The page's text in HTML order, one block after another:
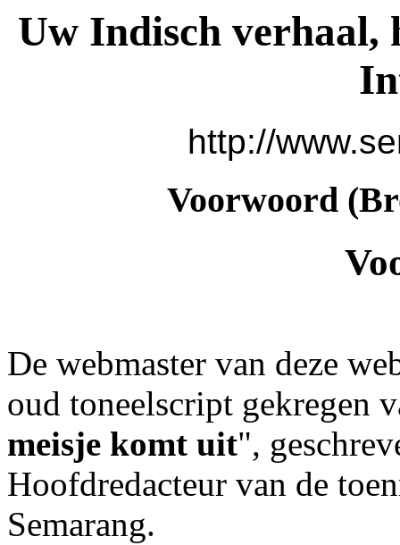
Uw Indisch verhaal,
http://
Voorwoord
De webmaster van deze
oud toneelscript gekregen
meisje komt uit",
Hoofdredacteur van de
Semarang.